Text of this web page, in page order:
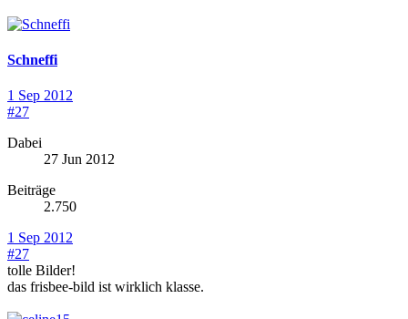
Schneffi
1 Sep 2012
#27
Dabei
27 Jun 2012
Beiträge
2.750
1 Sep 2012
#27
tolle Bilder!
das frisbee-bild ist wirklich klasse.